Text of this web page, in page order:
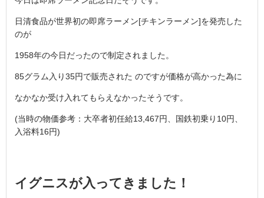
日清食品が世界初の即席ラーメン[チキンラーメン]を発売した
のが
1958年の今日だったので制定されました。
85グラム入り35円で販売された のですが価格が高かった為に
なかなか受け入れてもらえなかったそうです。
(当時の物価参考：大卒者初任給13,467円、国鉄初乗り10円、
入浴料16円)
イグニスが入ってきました！